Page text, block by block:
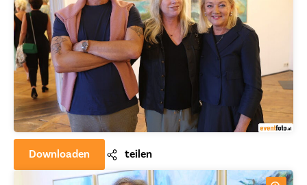
Downloaden teilen